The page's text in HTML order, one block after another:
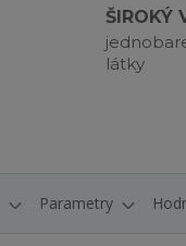
ŠIROKÝ
látky
Parametry